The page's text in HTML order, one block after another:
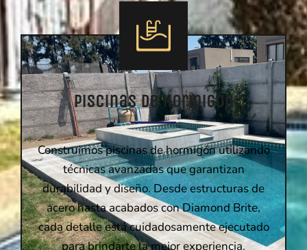
Piscinas de Hormigón
Construimos piscinas de hormigón utilizando
técnicas avanzadas que garantizan
durabilidad y diseño. Desde estructuras de
acero hasta acabados con Diamond Brite,
cada detalle está cuidadosamente ejecutado
para brindarte la mejor experiencia.